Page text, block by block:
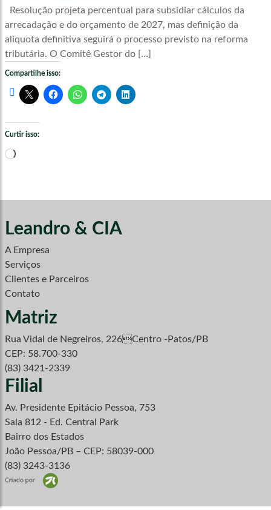
Resolução projeta percentual para subsidiar cálculos da
arrecadação e do orçamento de 2027, mas definição da
alíquota definitiva seguirá o processo previsto na reforma
tributária. O Comitê Gestor do […]
Compartilhe isso:
Curtir isso:
Carregando...
Leandro & CIA
A Empresa
Serviços
Clientes e Parceiros
Contato
Matriz
Rua Vidal de Negreiros, 226Centro -Patos/PB
CEP: 58.700-330
(83) 3421-2339
Filial
Av. Presidente Epitácio Pessoa, 753
Sala 812 - Ed. Central Park
Bairro dos Estados
João Pessoa/PB – CEP: 58039-000
(83) 3243-3136